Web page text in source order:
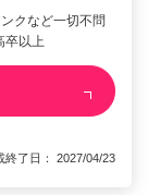
クなど一切不問
卒以上
了日： 2027/04/23